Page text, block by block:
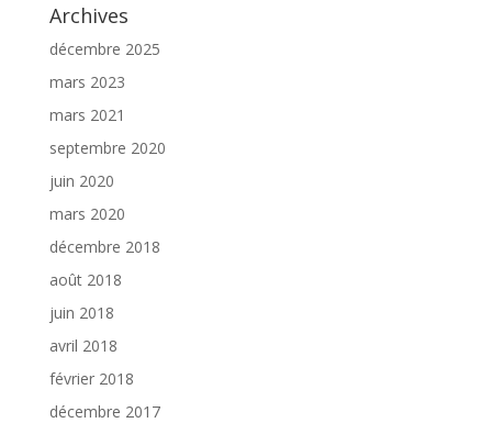
Archives
décembre 2025
mars 2023
mars 2021
septembre 2020
juin 2020
mars 2020
décembre 2018
août 2018
juin 2018
avril 2018
février 2018
décembre 2017